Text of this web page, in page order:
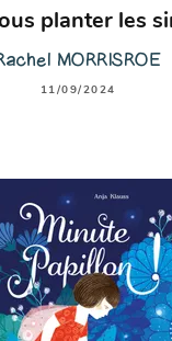
planter les
MORRISROE
11/09/2024